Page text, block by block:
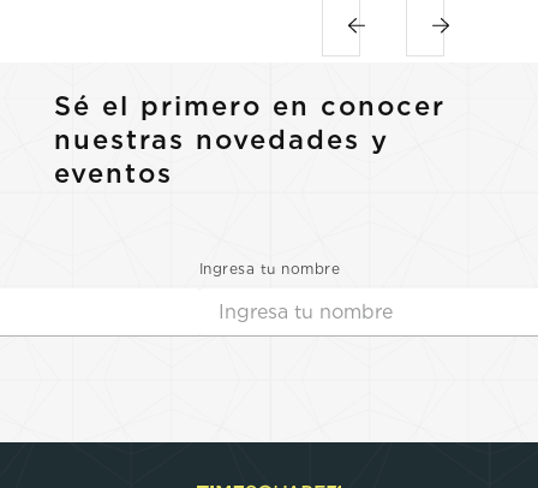
Sé el primero en conocer
nuestras novedades y
eventos
Ingresa tu nombre